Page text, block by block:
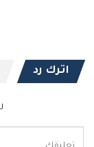
اترك رد